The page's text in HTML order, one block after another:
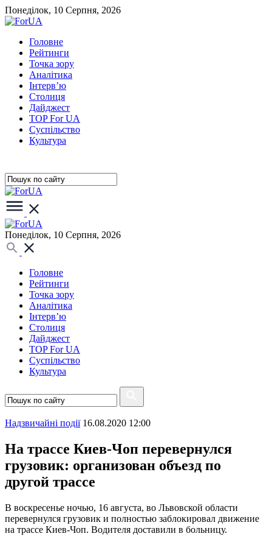
Понеділок, 10 Серпня, 2026
Головне
Рейтинги
Точка зору
Аналітика
Інтерв’ю
Столиця
Дайджест
TOP For UA
Суспiльство
Культура
Понеділок, 10 Серпня, 2026
Головне
Рейтинги
Точка зору
Аналітика
Інтерв’ю
Столиця
Дайджест
TOP For UA
Суспiльство
Культура
Надзвичайні події 16.08.2020 12:00
На трассе Киев-Чоп перевернулся
грузовик: организован объезд по
другой трассе
В воскресенье ночью, 16 августа, во Львовской области
перевернулся грузовик и полностью заблокировал движение
на трассе Киев-Чоп. Водителя доставили в больницу.